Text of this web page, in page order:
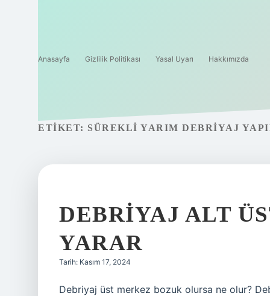
Anasayfa Gizlilik Politikası Yasal Uyarı Hakkımızda
ETIKET: SÜREKLI YARIM DEBRIYAJ
DEBRIYAJ ALT
YARAR
Tarih: Kasım 17, 2024
Debriyaj üst merkez bozuk olursa ne olur?